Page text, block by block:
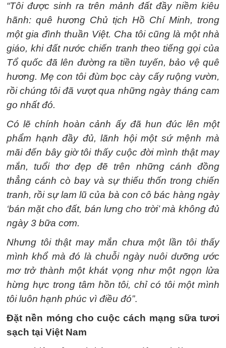
“Tôi được sinh ra trên mảnh đất đầy niềm kiêu
hãnh: quê hương Chủ tịch Hồ Chí Minh, trong
một gia đình thuần Việt. Cha tôi cũng là một nhà
giáo, khi đất nước chiến tranh theo tiếng gọi của
Tổ quốc đã lên đường ra tiền tuyến, bảo vệ quê
hương. Mẹ con tôi đùm bọc cày cấy ruộng vườn,
rồi chúng tôi đã vượt qua những ngày tháng cam
go nhất đó.
Có lẽ chính hoàn cảnh ấy đã hun đúc lên một
phẩm hạnh đầy đủ, lãnh hội một sứ mệnh mà
mãi đến bây giờ tôi thấy cuộc đời mình thật may
mắn, tuổi thơ đẹp đẽ trên những cánh đồng
thẳng cánh cò bay và sự thiếu thốn trong chiến
tranh, rồi sự lam lũ của bà con cô bác hàng ngày
‘bán mặt cho đất, bán lưng cho trời’ mà không đủ
ngày 3 bữa cơm.
Nhưng tôi thật may mắn chưa một lần tôi thấy
mình khổ mà đó là chuỗi ngày nuôi dưỡng ước
mơ trở thành một khát vọng như một ngọn lửa
hừng hực trong tâm hồn tôi, chỉ có tôi một mình
tôi luôn hạnh phúc vì điều đó”.
Đặt nền móng cho cuộc cách mạng sữa tươi
sạch tại Việt Nam